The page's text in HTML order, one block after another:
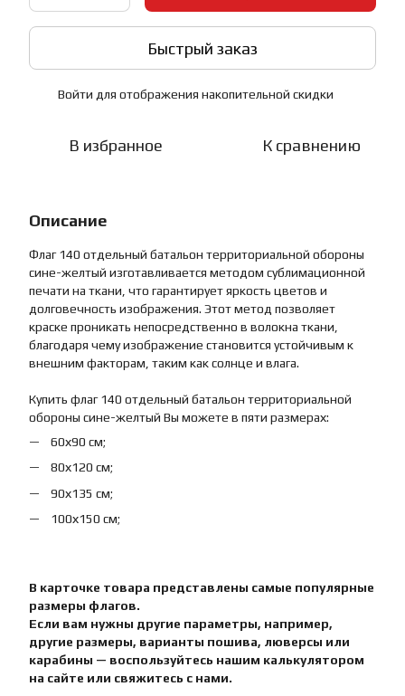
Быстрый заказ
Войти для отображения накопительной скидки
В избранное К сравнению
Описание
Флаг 140 отдельный батальон территориальной обороны
сине-желтый изготавливается методом сублимационной
печати на ткани, что гарантирует яркость цветов и
долговечность изображения. Этот метод позволяет
краске проникать непосредственно в волокна ткани,
благодаря чему изображение становится устойчивым к
внешним факторам, таким как солнце и влага.
Купить флаг 140 отдельный батальон территориальной
обороны сине-желтый Вы можете в пяти размерах:
60х90 см;
80х120 см;
90х135 см;
100х150 см;
В карточке товара представлены самые популярные
размеры флагов.
Если вам нужны другие параметры, например,
другие размеры, варианты пошива, люверсы или
карабины — воспользуйтесь нашим калькулятором
на сайте или свяжитесь с нами.